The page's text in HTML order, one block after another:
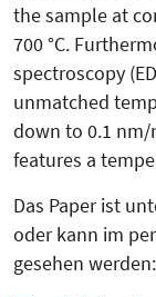
the sample at
700 °C.
spectroscopy
unmatched
down to 0.1 nm/
features a
Das Paper ist
oder kann im
gesehen werden: